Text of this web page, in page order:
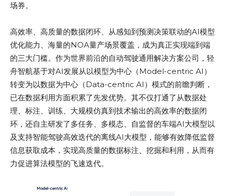
场券。
高效率、高质量的数据闭环、从感知到预测决策联动的AI模型
优化能力、海量的NOA量产场景覆盖，成为真正实现端到端
的三大门槛。作为世界前沿的自动驾驶通用解决方案公司，轻
舟智航基于对AI发展从以模型为中心（Model-centric AI）
转变为以数据为中心（Data-centric AI）模式的前瞻判断，
已在数据利用方面积累了先发优势。其不仅打通了从数据处
理、标注、训练、大规模仿真到技术输出的高效率的数据闭
环，还自主研发了多任务、多模态、自监督的车端AI大模型以
及支持智能驾驶高效迭代的离线AI大模型，能够有效降低监督
信息获取成本，实现高质量的数据标注、挖掘和利用，从而有
力促进算法模型的飞速迭代。